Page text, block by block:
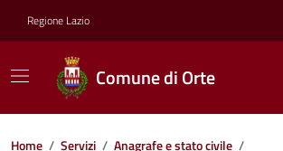
Regione Lazio
Comune di Orte
Home / Servizi / Anagrafe e stato civile /